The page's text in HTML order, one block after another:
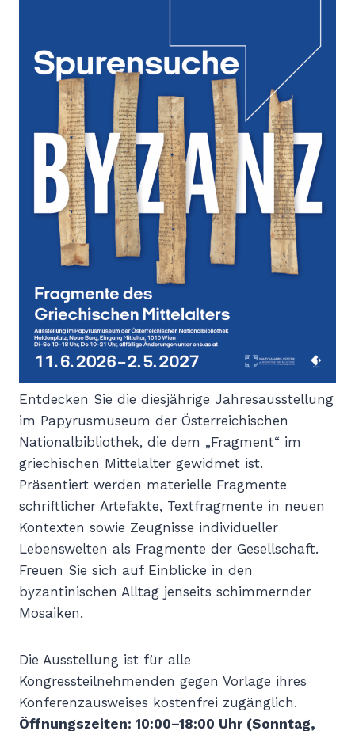
Entdecken Sie die diesjährige Jahresausstellung
im Papyrusmuseum der Österreichischen
Nationalbibliothek, die dem „Fragment“ im
griechischen Mittelalter gewidmet ist.
Präsentiert werden materielle Fragmente
schriftlicher Artefakte, Textfragmente in neuen
Kontexten sowie Zeugnisse individueller
Lebenswelten als Fragmente der Gesellschaft.
Freuen Sie sich auf Einblicke in den
byzantinischen Alltag jenseits schimmernder
Mosaiken.
Die Ausstellung ist für alle
Kongressteilnehmenden gegen Vorlage ihres
Konferenzausweises kostenfrei zugänglich.
Öffnungszeiten: 10:00–18:00 Uhr (Sonntag,